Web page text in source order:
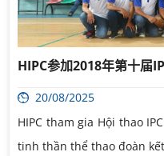
HIPC参加2018年第十届
20/08/2025
HIPC tham gia Hội thao
tinh thần thể thao đoàn